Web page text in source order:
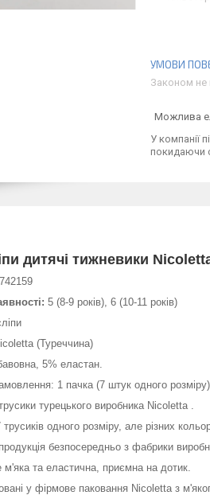
Законом не
У компанії
покидаючи
дитячі тижневики
742159
5 (8-9 років), 6 (10-11 років)
(Туреччина)
5% еластан.
1 пачка (7 штук одного розміру)
трусики турецького виробника Nicoletta .
трусиків одного розміру, але різних
безпосередньо з фабрики
та еластична, приємна на дотик.
у фірмове паковання Nicoletta з